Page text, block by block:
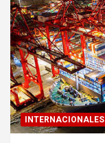
INTERNACIONALES